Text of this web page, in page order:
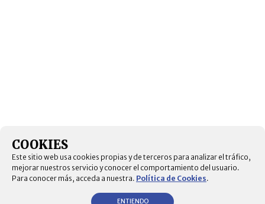
COOKIES
Este sitio web usa cookies propias y de terceros para analizar el tráfico,
mejorar nuestros servicio y conocer el comportamiento del usuario.
Para conocer más, acceda a nuestra. Política de Cookies.
ENTIENDO